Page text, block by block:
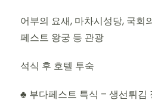
어부의 요새, 마차시성당, 국회
페스트 왕궁 등 관광
석식 후 호텔 투숙
♣ 부다페스트 특식 – 생선튀김